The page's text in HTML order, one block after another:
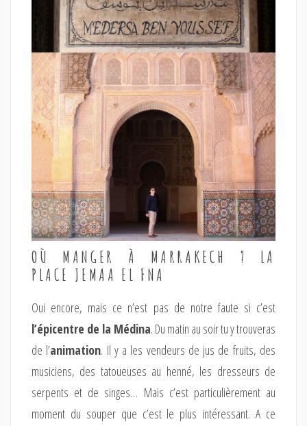
OÙ MANGER À MARRAKECH ? LA
PLACE JEMAA EL FNA
Oui encore, mais ce n’est pas de notre faute si c’est
l’épicentre de la Médina. Du matin au soir tu y trouveras
de l’animation. Il y a les vendeurs de jus de fruits, des
musiciens, des tatoueuses au henné, les dresseurs de
serpents et de singes… Mais c’est particulièrement au
moment du souper que c’est le plus intéressant. A ce